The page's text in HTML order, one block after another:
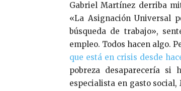
Gabriel Martínez derriba
«La Asignación Universal
búsqueda de trabajo»,
empleo. Todos hacen algo.
que está en crisis desde
pobreza desaparecería si
especialista en gasto